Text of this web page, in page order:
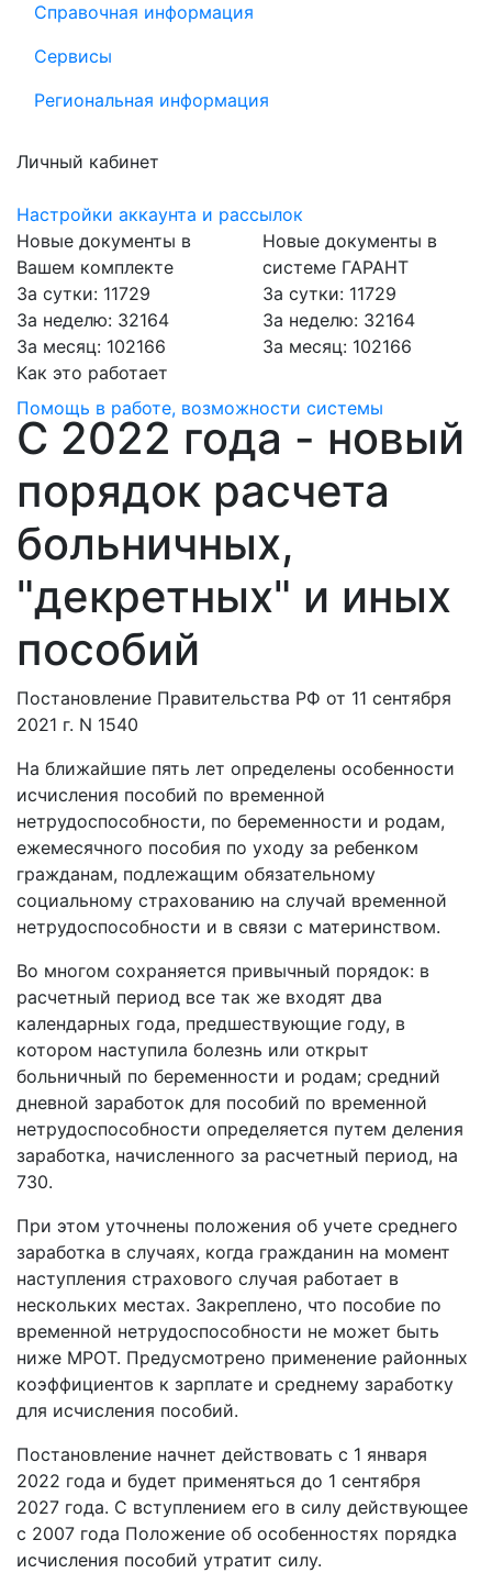
Справочная информация
Сервисы
Региональная информация
Личный кабинет
Настройки аккаунта и рассылок
Новые документы в
Вашем комплекте
За сутки: 11729
За неделю: 32164
За месяц: 102166
Новые документы в
системе ГАРАНТ
За сутки: 11729
За неделю: 32164
За месяц: 102166
Как это работает
Помощь в работе, возможности системы
С 2022 года - новый
порядок расчета
больничных,
"декретных" и иных
пособий
Постановление Правительства РФ от 11 сентября
2021 г. N 1540
На ближайшие пять лет определены особенности
исчисления пособий по временной
нетрудоспособности, по беременности и родам,
ежемесячного пособия по уходу за ребенком
гражданам, подлежащим обязательному
социальному страхованию на случай временной
нетрудоспособности и в связи с материнством.
Во многом сохраняется привычный порядок: в
расчетный период все так же входят два
календарных года, предшествующие году, в
котором наступила болезнь или открыт
больничный по беременности и родам; средний
дневной заработок для пособий по временной
нетрудоспособности определяется путем деления
заработка, начисленного за расчетный период, на
730.
При этом уточнены положения об учете среднего
заработка в случаях, когда гражданин на момент
наступления страхового случая работает в
нескольких местах. Закреплено, что пособие по
временной нетрудоспособности не может быть
ниже МРОТ. Предусмотрено применение районных
коэффициентов к зарплате и среднему заработку
для исчисления пособий.
Постановление начнет действовать с 1 января
2022 года и будет применяться до 1 сентября
2027 года. С вступлением его в силу действующее
с 2007 года Положение об особенностях порядка
исчисления пособий утратит силу.